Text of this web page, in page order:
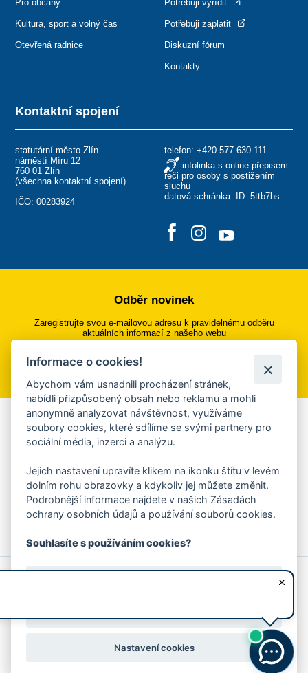
Kontaktní spojení
statutární město Zlín
náměstí Míru 12
760 01 Zlín
(všechna kontaktní spojení)
IČO: 00283924
telefon: +420 577 630 111
infolinka s online přepisem
řeči pro osoby s postižením
sluchu
datová schránka: ID: 5ttb7bs
Pro občany
Kultura, sport a volný čas
Otevřená radnice
Potřebuji vyřídit
Potřebuji zaplatit
Diskuzní fórum
Kontakty
Odběr novinek
Zaregistrujte svou e-mailovou adresu k pravidelnému odběru
aktuálních informací z našeho webu
Přihlásit se k odběru
Aplikace Mobilní rozhlas
Chcete dostávat do svého mobilu či mailu upozornění na
ankety, pozvánky na kulturní a sportovní akce?
Více informací o aplikaci
© 2026 Magistrát města Zlína
Prohlášení o používání cookies
Informace o cookies!
Abychom vám usnadnili procházení stránek,
nabídli přizpůsobený obsah nebo reklamu a mohli
anonymně analyzovat návštěvnost, využíváme
soubory cookies, které sdílíme se svými partnery pro
sociální média, inzerci a analýzu.
Jejich nastavení upravíte klikem na ikonku štítu v levém
dolním rohu obrazovky a kdykoliv jej můžete změnit.
Podrobnější informace najdete v našich Zásadách
ochrany osobních údajů a používání souborů cookies.
Souhlasíte s používáním cookies?
Nastavení cookies